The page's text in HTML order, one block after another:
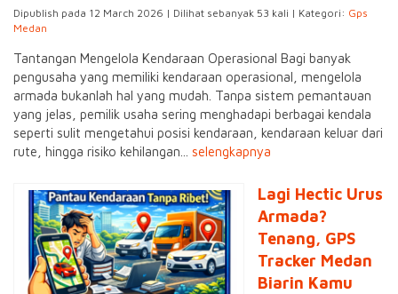
Dipublish pada 12 March 2026 | Dilihat sebanyak 53 kali | Kategori: Gps
Medan
Tantangan Mengelola Kendaraan Operasional Bagi banyak
pengusaha yang memiliki kendaraan operasional, mengelola
armada bukanlah hal yang mudah. Tanpa sistem pemantauan
yang jelas, pemilik usaha sering menghadapi berbagai kendala
seperti sulit mengetahui posisi kendaraan, kendaraan keluar dari
rute, hingga risiko kehilangan... selengkapnya
Lagi Hectic Urus
Armada?
Tenang, GPS
Tracker Medan
Biarin Kamu